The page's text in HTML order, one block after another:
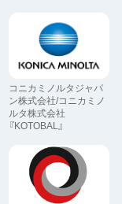
コニカミノルタジャパ
ン株式会社/コニカミノ
ルタ株式会社
『KOTOBAL』